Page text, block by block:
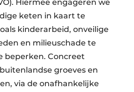
Hiermee engageren we
keten in kaart te
kinderarbeid, onveilige
en milieuschade te
beperken. Concreet
groeves en
via de onafhankelijke